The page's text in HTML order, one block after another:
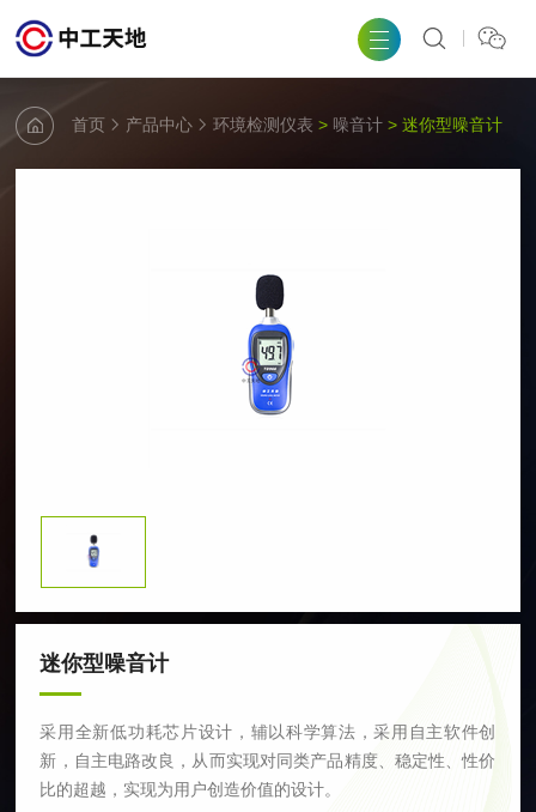
首页 产品中心 环境检测仪表 > 噪音计 > 迷你型噪音计
迷你型噪音计
采用全新低功耗芯片设计，辅以科学算法，采用自主软件创
新，自主电路改良，从而实现对同类产品精度、稳定性、性价
比的超越，实现为用户创造价值的设计。